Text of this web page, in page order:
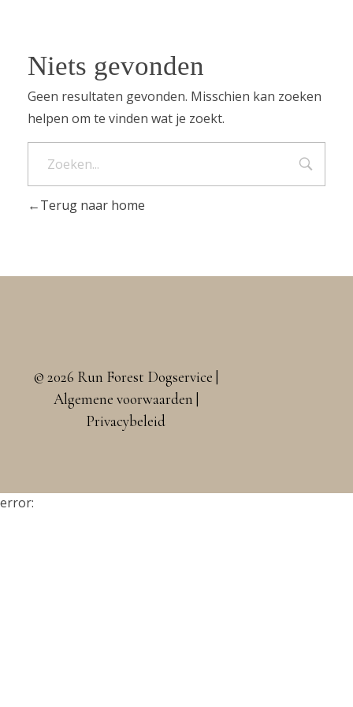
Niets gevonden
Geen resultaten gevonden. Misschien kan zoeken
helpen om te vinden wat je zoekt.
Terug naar home
© 2026 Run Forest Dogservice |
Algemene voorwaarden |
Privacybeleid
error: